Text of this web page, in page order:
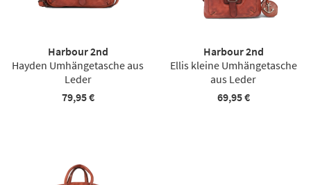
Harbour 2nd
Hayden Umhängetasche aus
Leder
79,95 €
Harbour 2nd
Ellis kleine Umhängetasche
aus Leder
69,95 €